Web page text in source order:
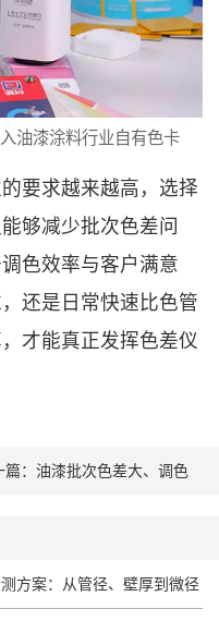
油漆涂料行业自有色卡
要求越来越高，选择
够减少批次色差问
色效率与客户满意
还是日常快速比色管
才能真正发挥色差仪
： 油漆批次色差大、调色
方案：从管径、壁厚到微径